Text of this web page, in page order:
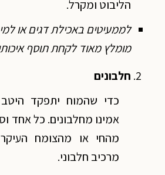
הליבוט ומקרל.
לממעיטים באכילת דגים או
מומלץ מאוד לקחת תוסף
חלבונים
כדי שהמוח יתפקד
אמינו מחלבונים. כל אחד
מהחי או מהצומח
מרכיב חלבוני.